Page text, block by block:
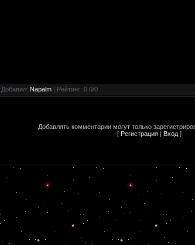
Добавил: Napalm | Рейтинг: 0.0/0
Добавлять комментарии могут только
[ Регистрация| Вход]